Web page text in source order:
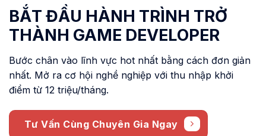
BẮT ĐẦU HÀNH TRÌNH TRỞ
THÀNH GAME DEVELOPER
Bước chân vào lĩnh vực hot nhất bằng cách đơn giản
nhất. Mở ra cơ hội nghề nghiệp với thu nhập khởi
điểm từ 12 triệu/tháng.
Tư Vấn Cùng Chuyên Gia Ngay